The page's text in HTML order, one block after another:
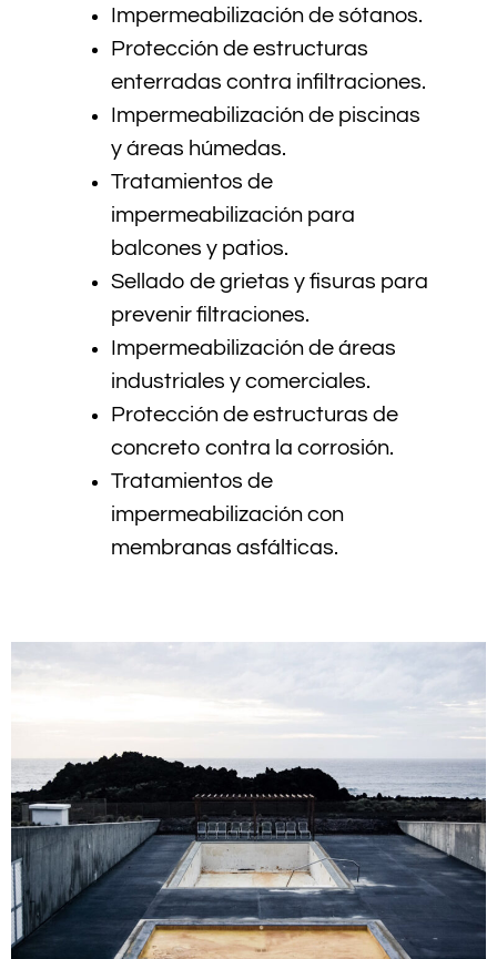
Impermeabilización de sótanos.
Protección de estructuras
enterradas contra infiltraciones.
Impermeabilización de piscinas
y áreas húmedas.
Tratamientos de
impermeabilización para
balcones y patios.
Sellado de grietas y fisuras para
prevenir filtraciones.
Impermeabilización de áreas
industriales y comerciales.
Protección de estructuras de
concreto contra la corrosión.
Tratamientos de
impermeabilización con
membranas asfálticas.